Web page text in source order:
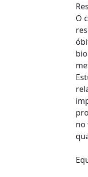
O
no